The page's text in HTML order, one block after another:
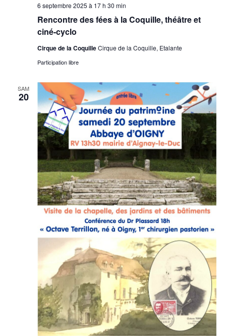
Rencontre des fées à la Coquille, théâtre et
ciné-cyclo
6 septembre 2025 à 17 h 30 min
Cirque de la CoquilleCirque de la Coquille, Etalante
Participation libre
SAM
20